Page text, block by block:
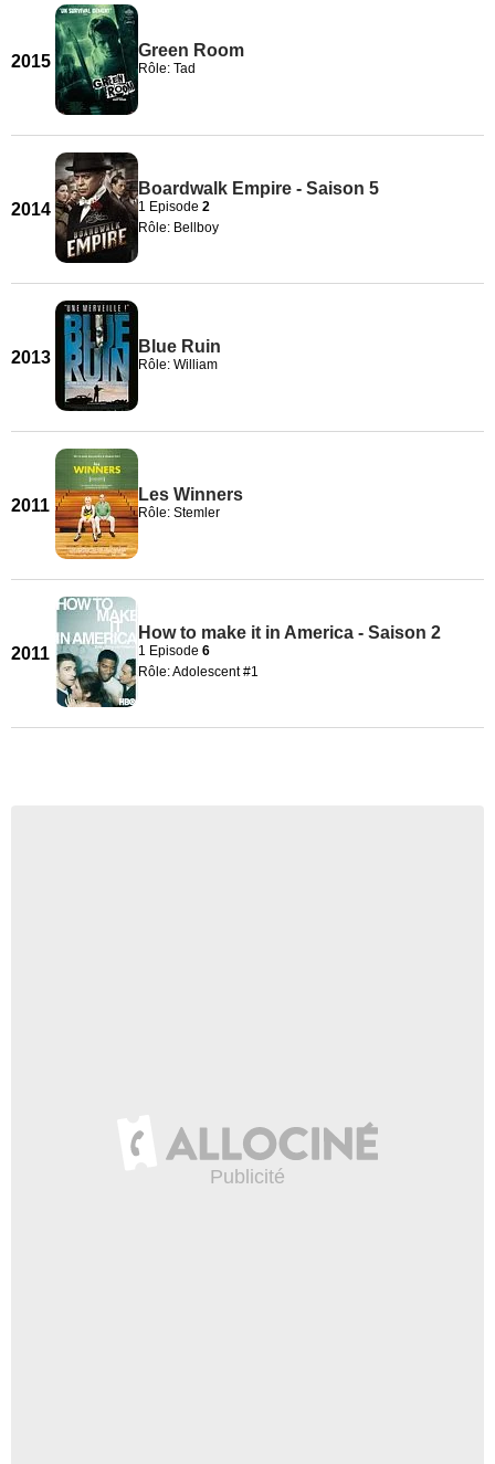
2015
Green Room
Rôle: Tad
2014
Boardwalk Empire - Saison 5
1 Episode 2
Rôle: Bellboy
2013
Blue Ruin
Rôle: William
2011
Les Winners
Rôle: Stemler
2011
How to make it in America - Saison 2
1 Episode 6
Rôle: Adolescent #1